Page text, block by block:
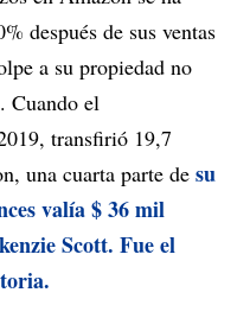
después de sus ventas
a su propiedad no
Cuando el
transfirió 19,7
una cuarta parte de su
valía $ 36 mil
Scott. Fue el